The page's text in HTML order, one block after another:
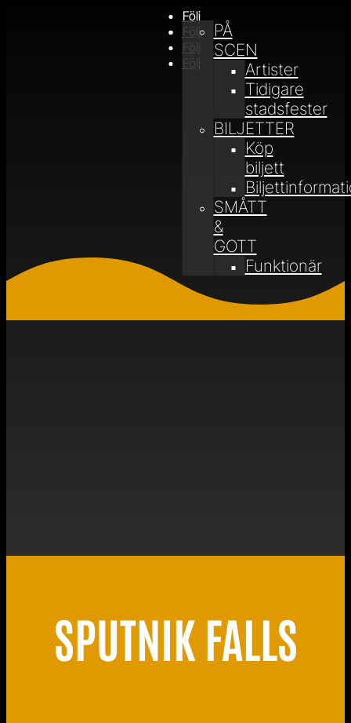
Följ
Följ
Följ
Följ
PÅ
SCEN
Artister
Tidigare
stadsfester
BILJETTER
Köp
biljett
SMÅTT
&
GOTT
Funktionär
SPUTNIK FALLS